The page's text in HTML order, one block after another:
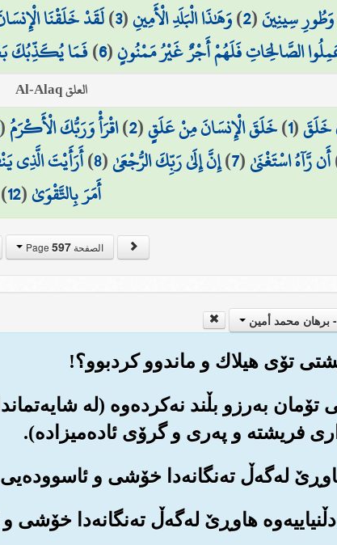
وَطُورِ سِينِينَ(
2
)وَهَٰذَا الْبَلَدِ الْأَمِينِ(
3
)لَقَدْ خَلَقْنَا
الصَّالِحَاتِ فَلَهُمْ أَجْرٌ غَيْرُ مَمْنُونٍ(
6
)فَمَا يُكَذِّبُكَ
العلق Al-Alaq
خَلَقَ(
1
)خَلَقَ الْإِنسَانَ مِنْ عَلَقٍ(
2
)اقْرَأْ وَرَبُّكَ الْأَكْرَمُ
أَن رَّآهُ اسْتَغْنَىٰ(
7
)إِنَّ إِلَىٰ رَبِّكَ الرُّجْعَىٰ(
8
)أَرَأَيْتَ الَّذِي
أَمَرَ بِالتَّقْوَىٰ(
12
)
الصفحة Page597
برهان محمد أمين
تۆمان به‌رزو بڵند نه‌کرده‌وه (له
فریشته و په‌ری و گرۆی ئاده‌میزاده‌).